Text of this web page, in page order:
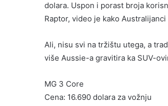
dolara. Uspon i porast broja
Raptor, video je kako
Ali, nisu svi na tržištu utega, a
više Aussie-a gravitira ka SUV-
MG 3 Core
Cena: 16.690 dolara za vožnju